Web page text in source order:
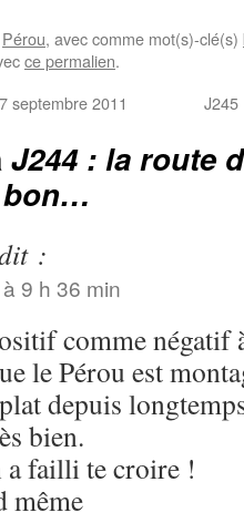
Pérou, avec comme mot(s)-clé(s)
ce permalien.
septembre 2011 J245
J244 : la route
bon…
:
9 h 36 min
comme négatif
le Pérou est
depuis
bien.
a failli te croire !
même